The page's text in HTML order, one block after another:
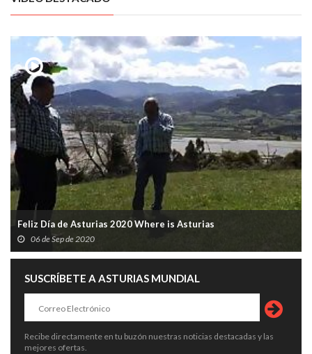
Feliz Día de Asturias 2020 Where is Asturias
06 de Sep de 2020
SUSCRÍBETE A ASTURIAS MUNDIAL
Recibe directamente en tu buzón nuestras noticias destacadas y las
mejores ofertas.